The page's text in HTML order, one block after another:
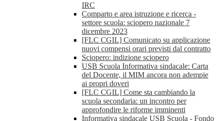
IRC
Comparto e area istruzione e ricerca -
settore scuola: sciopero nazionale 7
dicembre 2023
[FLC CGIL] Comunicato su applicazione
nuovi compensi orari previsti dal contratto
Sciopero: indizione sciopero
USB Scuola Informativa sindacale: Carta
del Docente, il MIM ancora non adempie
ai propri doveri
[FLC CGIL] Come sta cambiando la
scuola secondaria: un incontro per
approfondire le riforme imminenti
Informativa sindacale USB Scuola - Fondo